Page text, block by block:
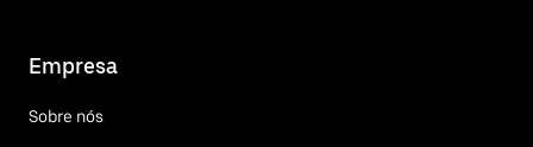
Empresa
Sobre nós